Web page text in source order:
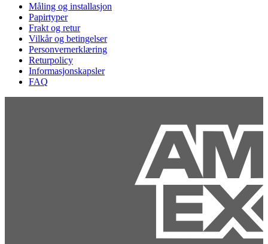
Måling og installasjon
Papirtyper
Frakt og retur
Vilkår og betingelser
Personvernerklæring
Returpolicy
Informasjonskapsler
FAQ